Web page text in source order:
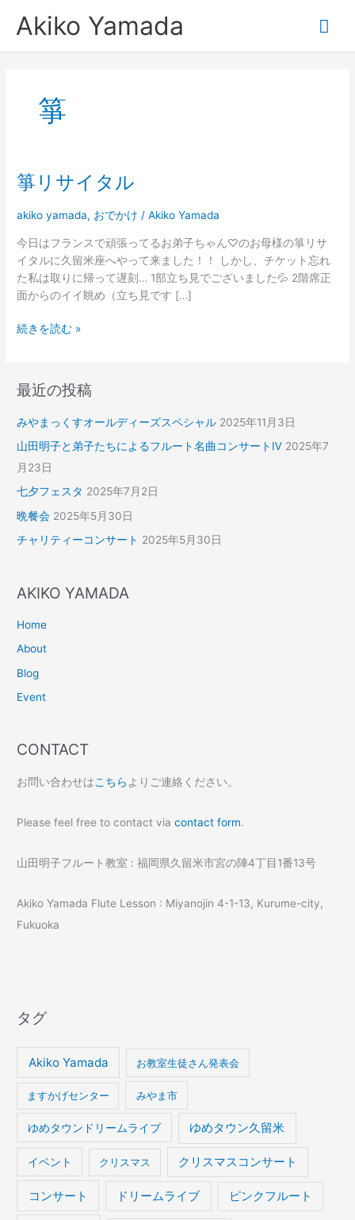
Akiko Yamada
メ
イ
箏
箏リサイタル
akiko yamada, おでかけ /Akiko Yamada
今日はフランスで頑張ってるお弟子ちゃん♡のお母様の箏リサ
イタルに久留米座へやって来ました！！ しかし、チケット忘れ
た私は取りに帰って遅刻… 1部立ち見でございました💦 2階席正
面からのイイ眺め（立ち見です […]
箏
サ
タ
ル
続きを読む »
最近の投稿
みやまっくすオールディーズスペシャル 2025年11月3日
山田明子と弟子たちによるフルート名曲コンサートⅣ 2025年7
月23日
七夕フェスタ 2025年7月2日
晩餐会 2025年5月30日
チャリティーコンサート 2025年5月30日
AKIKO YAMADA
Home
About
Blog
Event
CONTACT
お問い合わせはこちら よりご連絡ください。
Please feel free to contact viacontact form.
山田明子フルート教室 : 福岡県久留米市宮の陣4丁目1番13号
Akiko Yamada Flute Lesson : Miyanojin 4-1-13, Kurume-city,
Fukuoka
タグ
Akiko Yamada お教室生徒さん発表会
ますかげセンター みやま市
ゆめタウンドリームライブ ゆめタウン久留米
イベント クリスマス クリスマスコンサート
コンサート ドリームライブ ピンクフルート